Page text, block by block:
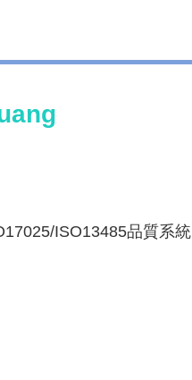
ISO13485品質系統